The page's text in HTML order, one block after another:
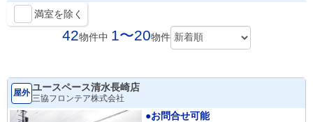
満室を除く
42物件中 1〜20物件
屋外 ユースペース清水長崎店
三協フロンテア株式会社
●お問合せ可能